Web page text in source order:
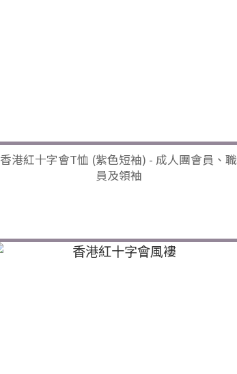
香港紅十字會T恤 (紫色短袖) - 成人團會員、職
員及領袖